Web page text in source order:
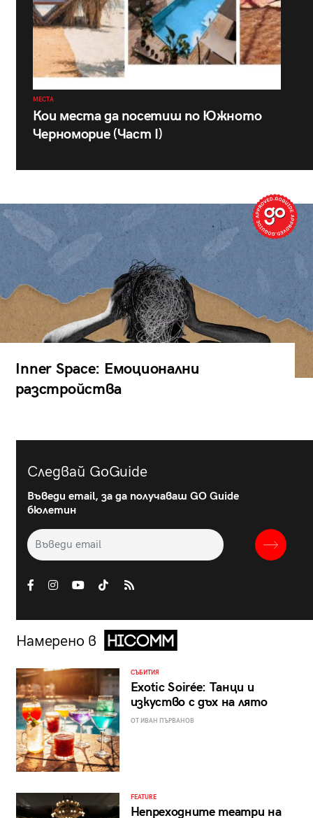
МЕСТА
Кои места да посетиш по Южното
Черноморие (Част I)
Inner Space: Емоционални
разстройства
Следвай GoGuide
Въведи email, за да получаваш GO Guide
бюлетин
Намерено в
СЪБИТИЯ
Exotic Soirée: Танци и
изкуство с дъх на лято
ОТ ИВАН ПЪРВАНОВ
FEATURE
Непреходните театри на